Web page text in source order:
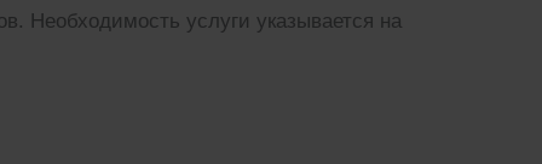
Необходимость услуги указывается на